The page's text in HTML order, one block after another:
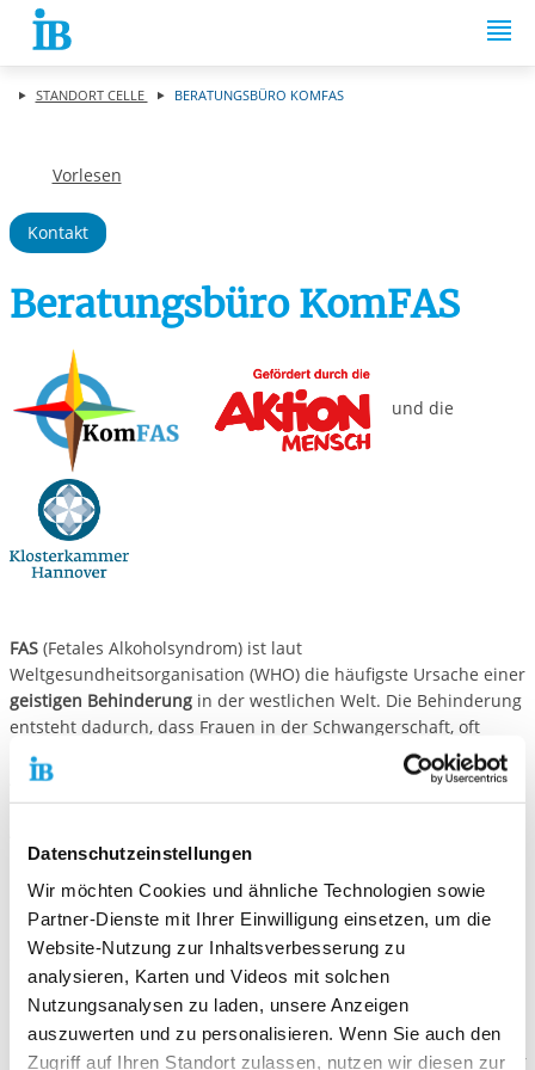
Datenschutzeinstellungen
Wir möchten Cookies und ähnliche Technologien sowie
Partner-Dienste mit Ihrer Einwilligung einsetzen, um die
Website-Nutzung zur Inhaltsverbesserung zu
analysieren, Karten und Videos mit solchen
Nutzungsanalysen zu laden, unsere Anzeigen
auszuwerten und zu personalisieren. Wenn Sie auch den
Zugriff auf Ihren Standort zulassen, nutzen wir diesen zur
Springe zum Inhalt
STANDORT CELLE BERATUNGSBÜRO KOMFAS
Vorlesen
Kontakt
Beratungsbüro KomFAS
und die
FAS(Fetales Alkoholsyndrom) ist laut
Weltgesundheitsorganisation (WHO) die häufigste Ursache einer
geistigen Behinderungin der westlichen Welt. Die Behinderung
entsteht dadurch, dass Frauen in der Schwangerschaft, oft
unwissentlich über die Schwangerschaft, Alkohol trinken.
Alkohol verursacht bei Ungeborenen mehr neurologische
Schäden als Heroin, Kokain und Marihuana und schon ein Glas
betroffene Menschenaufgetaucht, die im Alltaggroße Probleme
hatten und sich nur schwer integrieren konnten. Alle
angebotenen Hilfen in den verschiedenen Bereichen haben
nicht gegriffen. Zunehmend wurde klar, dass Betroffene mit FAS
alternative Formender Unterstützung benötigen.
Um diesen Menschen, egal welcher Altersgruppe sie angehören,